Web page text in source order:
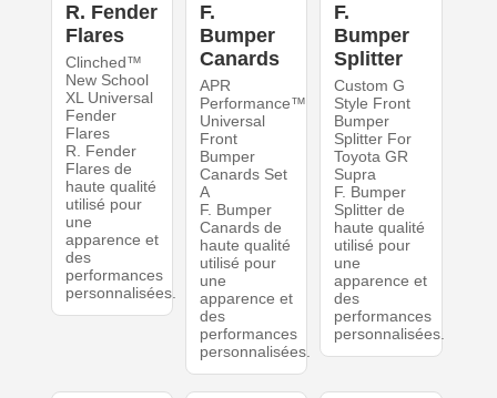
R. Fender
Flares
Clinched™
New School
XL Universal
Fender
Flares
R. Fender
Flares de
haute qualité
utilisé pour
une
apparence et
des
performances
personnalisées.
F.
Bumper
Canards
APR
Performance™
Universal
Front
Bumper
Canards Set
A
F. Bumper
Canards de
haute qualité
utilisé pour
une
apparence et
des
performances
personnalisées.
F.
Bumper
Splitter
Custom G
Style Front
Bumper
Splitter For
Toyota GR
Supra
F. Bumper
Splitter de
haute qualité
utilisé pour
une
apparence et
des
performances
personnalisées.